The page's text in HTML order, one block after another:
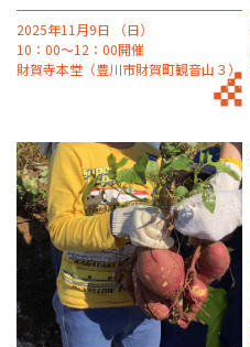
2025年11月9日 （日）
10：00～12：00開催
財賀寺本堂（豊川市財賀町観音山３）